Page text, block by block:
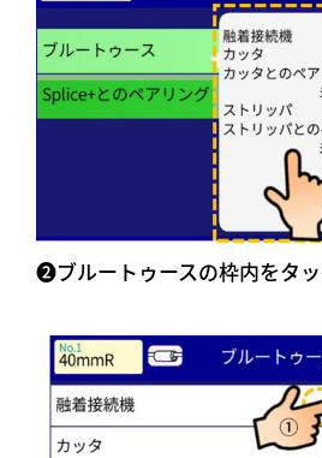
➋ブルートゥースの枠内をタ